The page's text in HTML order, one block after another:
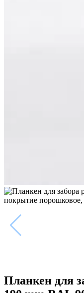
Планкен для